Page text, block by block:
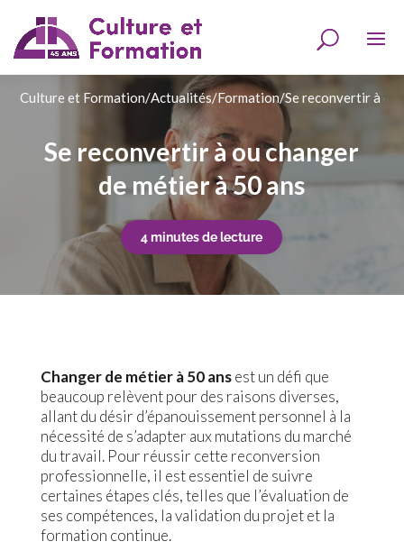
Culture et Formation/Actualités/Formation/Se reconvertir à ou
Se reconvertir à ou changer
de métier à 50 ans
4 minutes de lecture
Changer de métier à 50 ansest un défi que
beaucoup relèvent pour des raisons diverses,
allant du désir d’épanouissement personnel à la
nécessité de s’adapter aux mutations du marché
du travail. Pour réussir cette reconversion
professionnelle, il est essentiel de suivre
certaines étapes clés, telles que l’évaluation de
ses compétences, la validation du projet et la
formation continue.